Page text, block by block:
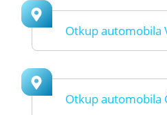
Otkup automobila
Otkup automobila